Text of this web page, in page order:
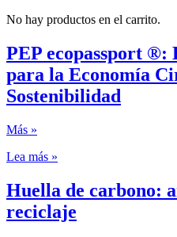
No hay productos en el carrito.
PEP ecopassport
para la Economía
Sostenibilidad
Más »
Lea más »
Huella de carbono:
reciclaje